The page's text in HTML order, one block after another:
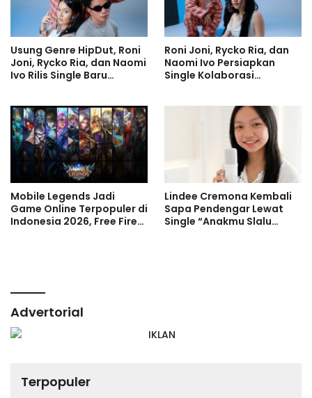
Usung Genre HipDut, Roni
Joni, Rycko Ria, dan Naomi
Ivo Rilis Single Baru
Roni Joni, Rycko Ria, dan
Naomi Ivo Persiapkan
Single Kolaborasi
Mobile Legends Jadi
Game Online Terpopuler di
Indonesia 2026, Free Fire
Lindee Cremona Kembali
Sapa Pendengar Lewat
Single “Anakmu Slalu
Advertorial
Terpopuler